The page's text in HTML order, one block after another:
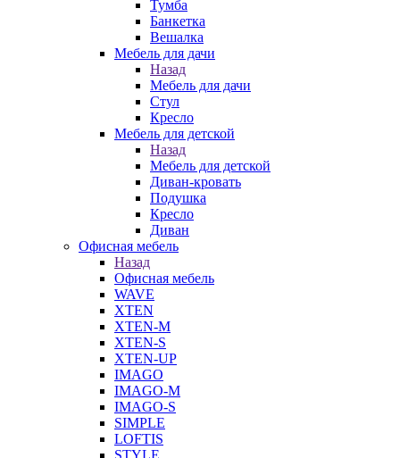
Тумба
Банкетка
Вешалка
Мебель для дачи
Назад
Мебель для дачи
Стул
Кресло
Мебель для детской
Назад
Мебель для детской
Диван-кровать
Подушка
Кресло
Диван
Офисная мебель
Назад
Офисная мебель
WAVE
XTEN
XTEN-M
XTEN-S
XTEN-UP
IMAGO
IMAGO-M
IMAGO-S
SIMPLE
LOFTIS
STYLE